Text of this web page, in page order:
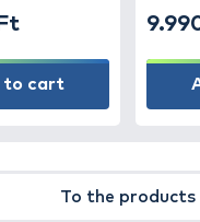
to cart
To the products